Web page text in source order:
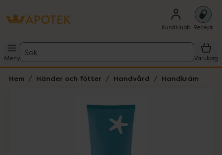
Kundklubb Recept
Meny
Sök
Varukorg
Hem Händer och fötter Handvård Handkräm
Lista: . Innehåller 1 objekt.